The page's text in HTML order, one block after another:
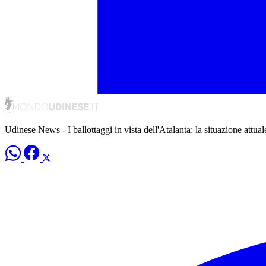
Udinese News - I ballottaggi in vista dell'Atalanta: la situazione